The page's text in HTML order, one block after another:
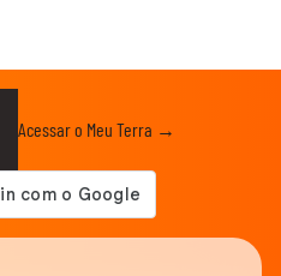
Acessar o Meu Terra →